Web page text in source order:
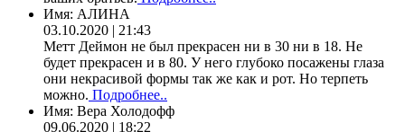
Имя: АЛИНА
03.10.2020 | 21:43
Метт Деймон не был прекрасен ни в 30 ни в 18. Не
будет прекрасен и в 80. У него глубоко посажены глаза
они некрасивой формы так же как и рот. Но терпеть
можно. Подробнее..
Имя: Вера Холодофф
09.06.2020 | 18:22